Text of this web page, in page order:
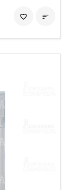

favorite_border